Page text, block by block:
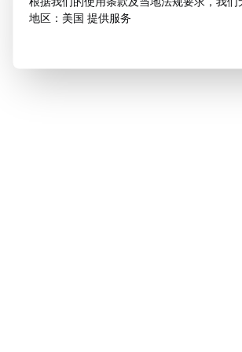
地区：美国 提供服务